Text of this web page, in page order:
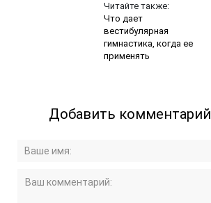
Читайте также:
Что дает
вестибулярная
гимнастика, когда ее
применять
Добавить комментарий